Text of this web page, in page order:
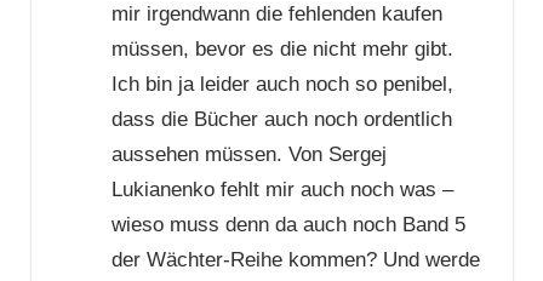
mir irgendwann die fehlenden kaufen
müssen, bevor es die nicht mehr gibt.
Ich bin ja leider auch noch so penibel,
dass die Bücher auch noch ordentlich
aussehen müssen. Von Sergej
Lukianenko fehlt mir auch noch was –
wieso muss denn da auch noch Band 5
der Wächter-Reihe kommen? Und werde